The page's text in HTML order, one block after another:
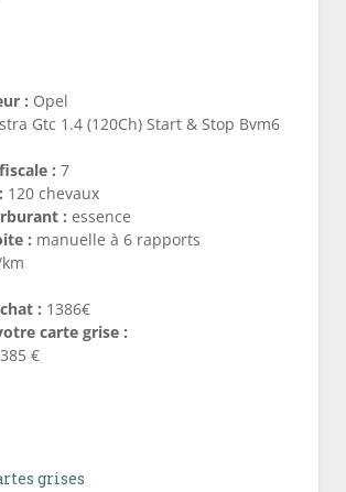
: Opel
Gtc 1.4 (120Ch) Start & Stop Bvm6
: 7
120 chevaux
: essence
: manuelle à 6 rapports
: 1386€
carte grise :
€
grises